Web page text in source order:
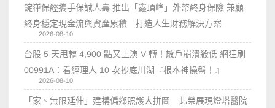
錠嵂保經攜手保誠人壽 推出「鑫頂峰」外幣終身保險 兼顧
終身穩定現金流與資產累積 打造人生財務解決方案
2026-08-10
台股 5 天甩轎 4,900 點又上演 V 轉！散戶崩潰殺低 網狂刷
00991A：看經理人 10 次抄底川湖『根本神操盤！』
2026-08-10
「家、無限延伸」建構偏鄉照護大拼圖 北榮展現燈塔醫院